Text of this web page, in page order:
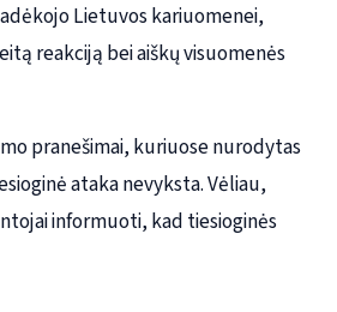
Lietuvos kariuomenei,
reakciją bei aiškų visuomenės
pranešimai, kuriuose nurodytas
ataka nevyksta. Vėliau,
informuoti, kad tiesioginės